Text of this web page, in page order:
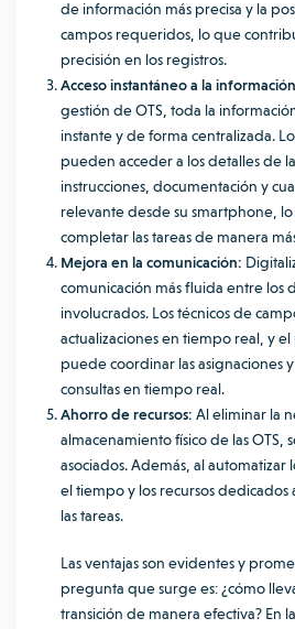
de información más precisa y la
campos requeridos, lo que
precisión en los registros.
Acceso instantáneo a la información
gestión de OTS, toda la
instante y de forma centralizada.
pueden acceder a los detalles de
instrucciones, documentación y
relevante desde su smartphone,
completar las tareas de manera
Mejora en la comunicación:
comunicación más fluida entre los
involucrados. Los técnicos de
actualizaciones en tiempo real, y
puede coordinar las asignaciones
consultas en tiempo real.
Ahorro de recursos: Al eliminar la
almacenamiento físico de las OTS,
asociados. Además, al automatizar
el tiempo y los recursos dedicados
las tareas.
Las ventajas son evidentes y
pregunta que surge es: ¿cómo
transición de manera efectiva? En